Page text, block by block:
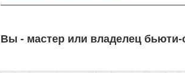
Вы - мастер или владелец бьюти-